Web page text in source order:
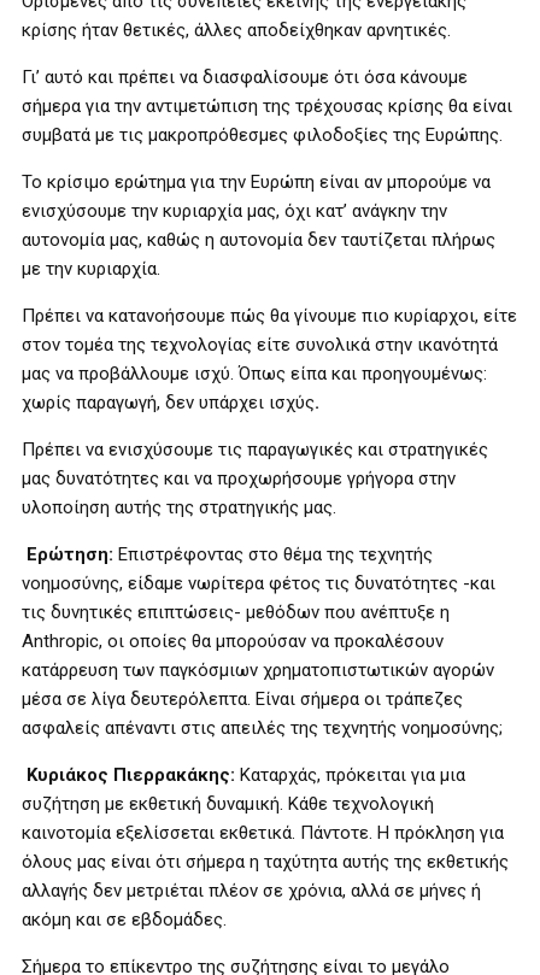
κρίσης ήταν θετικές, άλλες αποδείχθηκαν αρνητικές.
Γι’ αυτό και πρέπει να διασφαλίσουμε ότι όσα κάνουμε
σήμερα για την αντιμετώπιση της τρέχουσας κρίσης θα είναι
συμβατά με τις μακροπρόθεσμες φιλοδοξίες της Ευρώπης.
Το κρίσιμο ερώτημα για την Ευρώπη είναι αν μπορούμε να
ενισχύσουμε την κυριαρχία μας, όχι κατ’ ανάγκην την
αυτονομία μας, καθώς η αυτονομία δεν ταυτίζεται πλήρως
με την κυριαρχία.
Πρέπει να κατανοήσουμε πώς θα γίνουμε πιο κυρίαρχοι, είτε
στον τομέα της τεχνολογίας είτε συνολικά στην ικανότητά
μας να προβάλλουμε ισχύ. Όπως είπα και προηγουμένως:
χωρίς παραγωγή, δεν υπάρχει ισχύς.
Πρέπει να ενισχύσουμε τις παραγωγικές και στρατηγικές
μας δυνατότητες και να προχωρήσουμε γρήγορα στην
υλοποίηση αυτής της στρατηγικής μας.
Ερώτηση: Επιστρέφοντας στο θέμα της τεχνητής
νοημοσύνης, είδαμε νωρίτερα φέτος τις δυνατότητες -και
τις δυνητικές επιπτώσεις- μεθόδων που ανέπτυξε η
Anthropic, οι οποίες θα μπορούσαν να προκαλέσουν
κατάρρευση των παγκόσμιων χρηματοπιστωτικών αγορών
μέσα σε λίγα δευτερόλεπτα. Είναι σήμερα οι τράπεζες
ασφαλείς απέναντι στις απειλές της τεχνητής νοημοσύνης;
Κυριάκος Πιερρακάκης: Καταρχάς, πρόκειται για μια
συζήτηση με εκθετική δυναμική. Κάθε τεχνολογική
καινοτομία εξελίσσεται εκθετικά. Πάντοτε. Η πρόκληση για
όλους μας είναι ότι σήμερα η ταχύτητα αυτής της εκθετικής
αλλαγής δεν μετριέται πλέον σε χρόνια, αλλά σε μήνες ή
ακόμη και σε εβδομάδες.
Σήμερα το επίκεντρο της συζήτησης είναι το μεγάλο